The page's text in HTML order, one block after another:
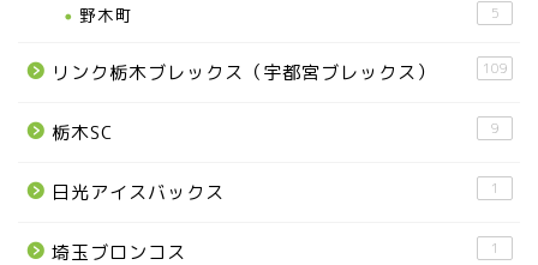
野木町 5
リンク栃木ブレックス（宇都宮ブレックス） 109
栃木SC 9
日光アイスバックス 1
埼玉ブロンコス 1